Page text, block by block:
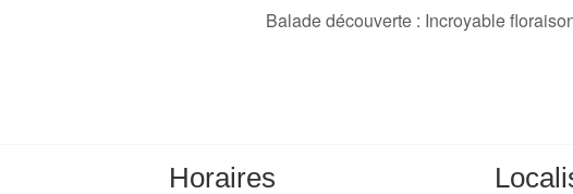
Balade découverte : Incroyable
Horaires